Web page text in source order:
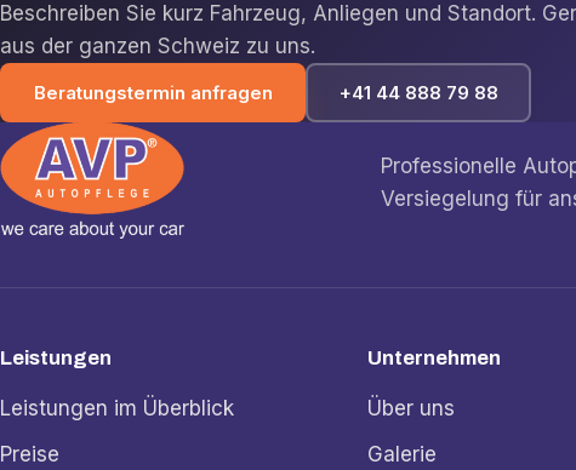
Beschreiben Sie kurz Fahrzeug, Anliegen und Standort.
aus der ganzen Schweiz zu uns.
Beratungstermin anfragen +41 44 888 79 88
Professionelle
Versiegelung für
Leistungen
Leistungen im Überblick
Preise
Unternehmen
Über uns
Galerie